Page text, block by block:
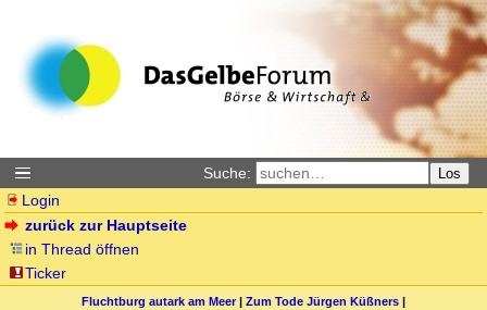
Suche: Los
Login
zurück zur Hauptseite
in Thread öffnen
Ticker
Fluchtburg autark am Meer| Zum Tode Jürgen Küßners |